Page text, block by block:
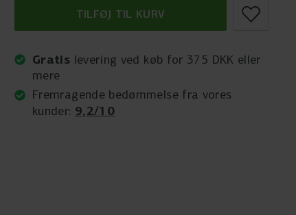
TILFØJ TIL KURV
Gratis levering ved køb for 375 DKK eller
mere
Fremragende bedømmelse fra vores
kunder: 9,2/10